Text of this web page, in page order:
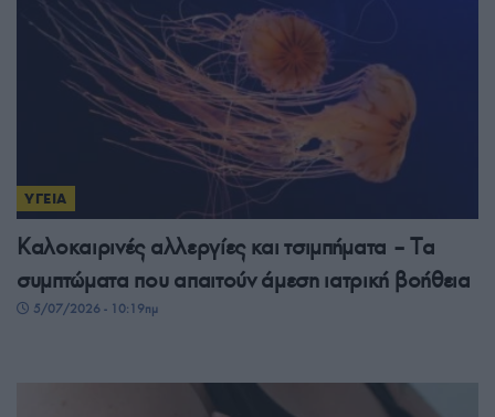
ΥΓΕΙΑ
Καλοκαιρινές αλλεργίες και τσιμπήματα – Tα
συμπτώματα που απαιτούν άμεση ιατρική βοήθεια
5/07/2026 - 10:19πμ